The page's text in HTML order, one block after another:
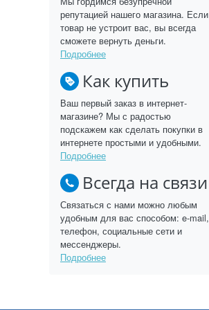
репутацией нашего магазина. Если
товар не устроит вас, вы всегда
сможете вернуть деньги.
Подробнее
Как купить
Ваш первый заказ в интернет-
магазине? Мы с радостью
подскажем как сделать покупки в
интернете простыми и удобными.
Подробнее
Всегда на связи
Связаться с нами можно любым
удобным для вас способом: e-mail,
телефон, социальные сети и
мессенджеры.
Подробнее